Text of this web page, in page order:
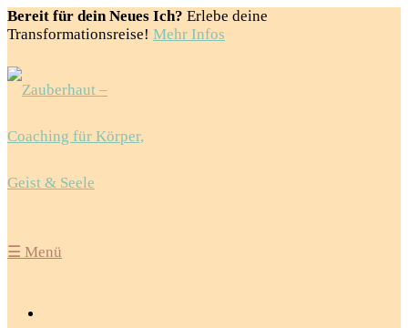
Bereit für dein Neues Ich? Erlebe deine
Transformationsreise! Mehr Infos
☰ Menü